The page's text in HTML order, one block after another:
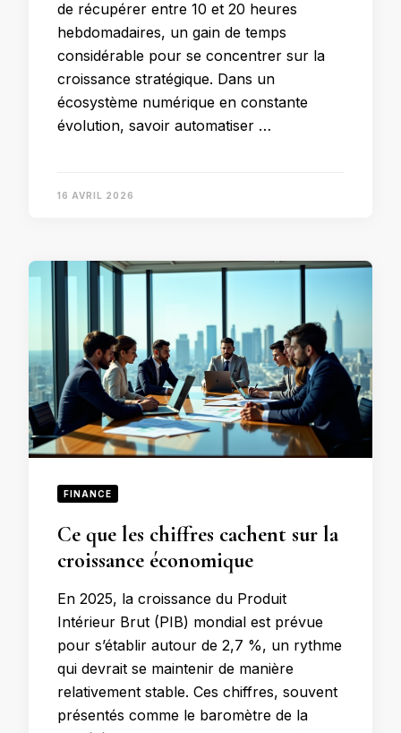
de récupérer entre 10 et 20 heures
hebdomadaires, un gain de temps
considérable pour se concentrer sur la
croissance stratégique. Dans un
écosystème numérique en constante
évolution, savoir automatiser …
16 AVRIL 2026
FINANCE
Ce que les chiffres cachent sur la
croissance économique
En 2025, la croissance du Produit
Intérieur Brut (PIB) mondial est prévue
pour s’établir autour de 2,7 %, un rythme
qui devrait se maintenir de manière
relativement stable. Ces chiffres, souvent
présentés comme le baromètre de la